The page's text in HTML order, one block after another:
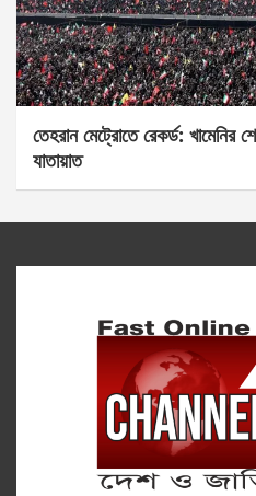
তেহরান মেট্রোতে রেকর্ড: খামেনির
যাতায়াত